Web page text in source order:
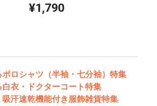
¥1,790
ロシャツ（半袖・七分袖）特集
衣・ドクターコート特集
吸汗速乾機能付き服飾雑貨特集